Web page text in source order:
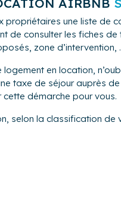
AIRBNB
propriétaires une liste de
de consulter les fiches
zone d’intervention,
logement en location,
taxe de séjour auprès de
démarche pour vous.
selon la classification de